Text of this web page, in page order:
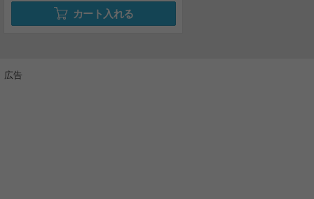
カート入れる
広告